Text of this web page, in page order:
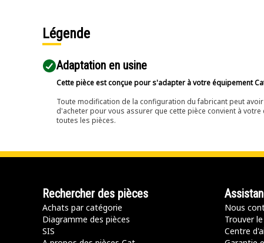
Légende
Adaptation en usine
Cette pièce est conçue pour s'adapter à votre équipement
Toute modification de la configuration du fabricant peut
d'acheter pour vous assurer que cette pièce convient à
toutes les pièces.
Rechercher des pièces
Achats par catégorie
Diagramme des pièces
SIS
Nous
Trouver
Centre